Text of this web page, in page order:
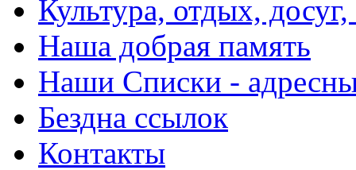
Культура, отдых,
Наша добрая память
Наши Списки -
Бездна ссылок
Контакты